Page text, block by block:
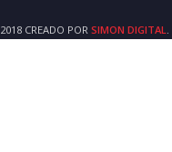
2018 CREADO POR SIMON DIGITAL